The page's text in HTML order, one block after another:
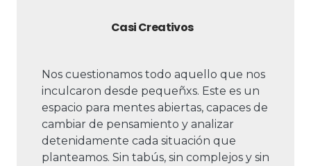
Casi Creativos
Nos cuestionamos todo aquello que nos
inculcaron desde pequeñxs. Este es un
espacio para mentes abiertas, capaces de
cambiar de pensamiento y analizar
detenidamente cada situación que
planteamos. Sin tabús, sin complejos y sin